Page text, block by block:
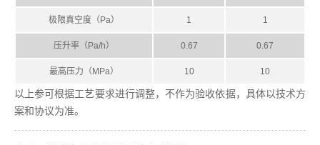
极限真空度（Pa） 1 1
压升率（Pa/h） 0.67 0.67
最高压力（MPa） 10 10
以上参可根据工艺要求进行调整，不作为验收依据，具体以技术方
案和协议为准。